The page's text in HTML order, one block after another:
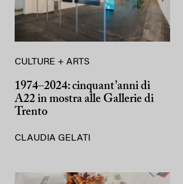
CULTURE + ARTS
1974–2024: cinquant’anni di
A22 in mostra alle Gallerie di
Trento
CLAUDIA GELATI